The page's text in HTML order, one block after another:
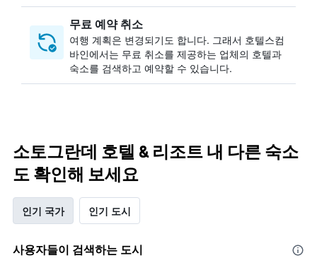
무료 예약 취소
여행 계획은 변경되기도 합니다. ​그래서 호텔스컴
바인에서는 무료 취소를 제공하는 업체의 호텔과
숙소를 검색하고 예약할 수 있습니다.
소토그란데 호텔 & 리조트 내 다른 숙소
도 확인해 보세요
인기 국가 인기 도시
사용자들이 검색하는 도시